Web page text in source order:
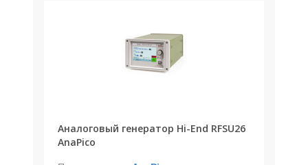
Аналоговый генератор Hi-End RFSU26
AnaPico